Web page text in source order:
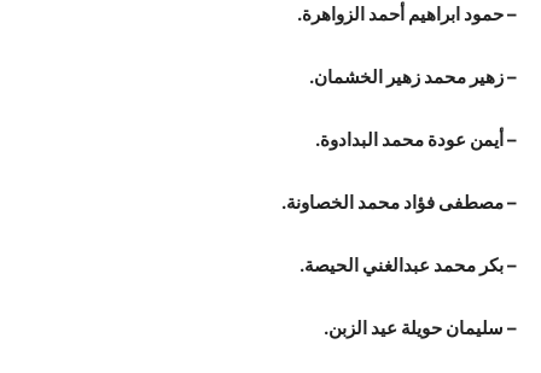
– حمود ابراهيم أحمد الزواهرة.
– زهير محمد زهير الخشمان.
– أيمن عودة محمد البدادوة.
– مصطفى فؤاد محمد الخصاونة.
– بكر محمد عبدالغني الحيصة.
– سليمان حويلة عيد الزبن.